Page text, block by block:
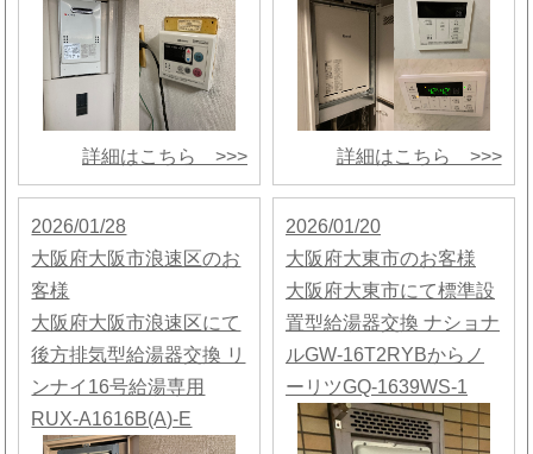
詳細はこちら >>> 詳細はこちら >>>
2026/01/28
大阪府大阪市浪速区のお
客様
大阪府大阪市浪速区にて
後方排気型給湯器交換 リ
ンナイ16号給湯専用
RUX-A1616B(A)-E
2026/01/20
大阪府大東市のお客様
大阪府大東市にて標準設
置型給湯器交換 ナショナ
ルGW-16T2RYBからノ
ーリツGQ-1639WS-1